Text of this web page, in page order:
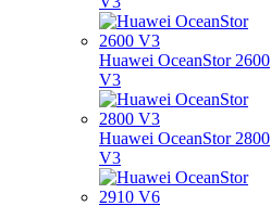
Huawei OceanStor 2600
V3
Huawei OceanStor 2800
V3